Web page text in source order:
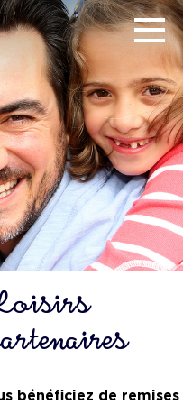
bénéficiez de remises